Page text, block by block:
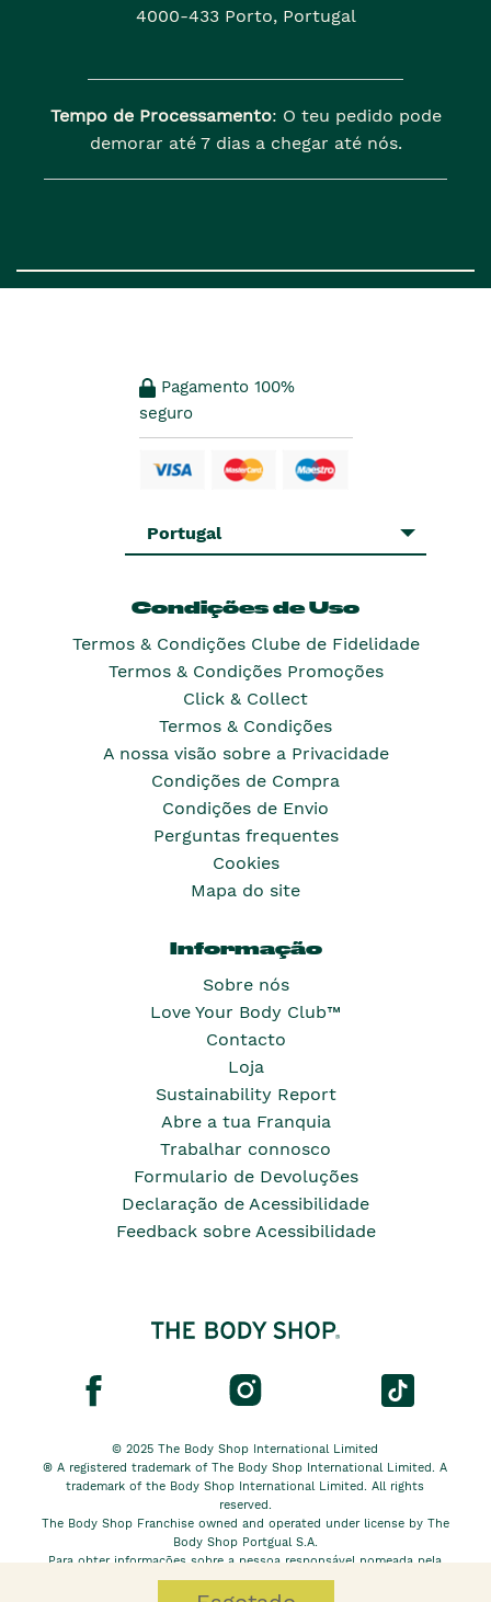
4000-433 Porto, Portugal
Tempo de Processamento: O teu pedido pode
demorar até 7 dias a chegar até nós.
Pagamento 100%
seguro
Portugal
Condições de Uso
Termos & Condições Clube de Fidelidade
Termos & Condições Promoções
Click & Collect
Termos & Condições
A nossa visão sobre a Privacidade
Condições de Compra
Condições de Envio
Perguntas frequentes
Cookies
Mapa do site
Informação
Sobre nós
Love Your Body Club™
Contacto
Loja
Sustainability Report
Abre a tua Franquia
Trabalhar connosco
Formulario de Devoluções
Declaração de Acessibilidade
Feedback sobre Acessibilidade
© 2025 The Body Shop International Limited
® A registered trademark of The Body Shop International Limited. A
trademark of the Body Shop International Limited. All rights
reserved.
The Body Shop Franchise owned and operated under license by The
Body Shop Portgual S.A.
Para obter informações sobre a pessoa responsável nomeada pela
The Body Shop International Limited EU, clique